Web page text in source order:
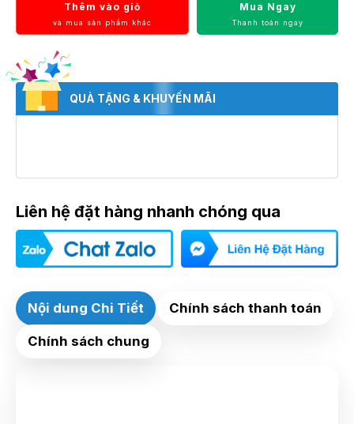
Thêm vào giỏ
và mua sản phẩm khác
Mua Ngay
Thanh toán ngay
QUÀ TẶNG & KHUYẾN MÃI
Liên hệ đặt hàng nhanh chóng qua
Nội dung Chi Tiết Chính sách thanh toán
Chính sách chung